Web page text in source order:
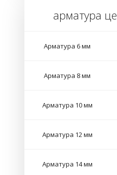
арматура
Арматура 6 мм
Арматура 8 мм
Арматура 10 мм
Арматура 12 мм
Арматура 14 мм